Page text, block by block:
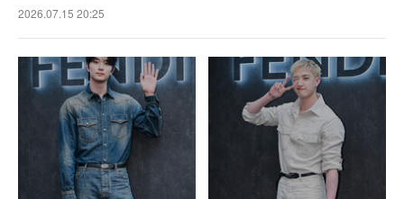
2026.07.15 20:25